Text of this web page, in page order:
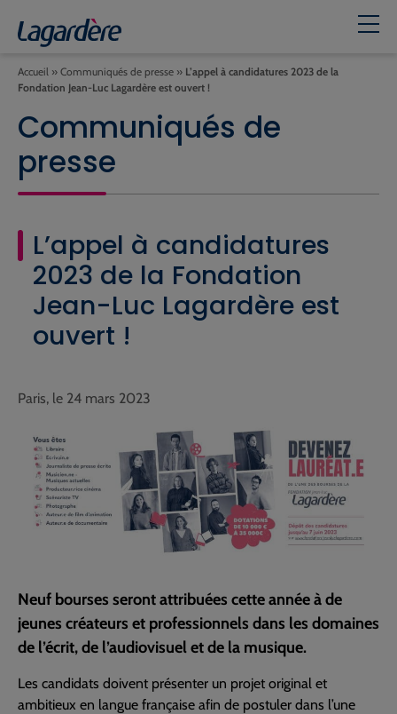
Accueil » Communiqués de presse » L’appel à candidatures 2023 de la
Fondation Jean-Luc Lagardère est ouvert !
Communiqués de
presse
L’appel à candidatures
2023 de la Fondation
Jean-Luc Lagardère est
ouvert !
Paris, le 24 mars 2023
Neuf bourses seront attribuées cette année à de
jeunes créateurs et professionnels dans les domaines
de l’écrit, de l’audiovisuel et de la musique.
Les candidats doivent présenter un projet original et
ambitieux en langue française afin de postuler dans l’une